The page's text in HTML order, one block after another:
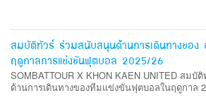
สมบัติทัวร์ ร่วมสนับสนุนด้านการเดินทางของ
ฤดูกาลการแข่งขันฟุตบอล 2025/26
SOMBATTOUR X KHON KAEN UNITED สม
ด้านการเดินทางของทีมแข่งขันฟุตบอลในฤดูกาล